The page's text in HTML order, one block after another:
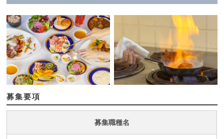
募集要項
募集職種名